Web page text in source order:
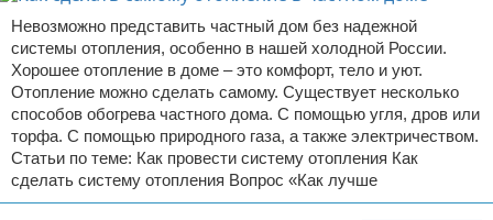
Невозможно представить частный дом без надежной
системы отопления, особенно в нашей холодной России.
Хорошее отопление в доме – это комфорт, тело и уют.
Отопление можно сделать самому. Существует несколько
способов обогрева частного дома. С помощью угля, дров или
торфа. С помощью природного газа, а также электричеством.
Статьи по теме: Как провести систему отопления Как
сделать систему отопления Вопрос «Как лучше